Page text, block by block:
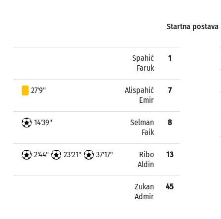
Startna postava
Spahić
Faruk
1
27'9"
Alispahić
Emir
7
14'39"
Selman
Faik
8
2'44" 23'21" 37'17"
Ribo
Aldin
13
Zukan
Admir
45